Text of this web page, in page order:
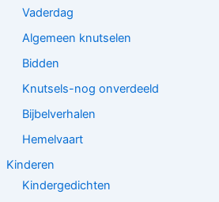
Vaderdag
Algemeen knutselen
Bidden
Knutsels-nog onverdeeld
Bijbelverhalen
Hemelvaart
Kinderen
Kindergedichten